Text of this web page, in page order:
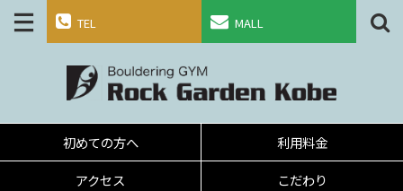
TEL MALL
初めての方へ
利用料金
アクセス
こだわり